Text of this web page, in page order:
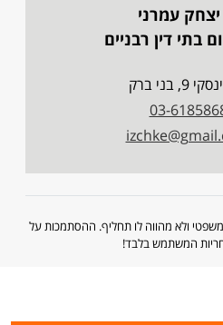
עמרני
בתי דין רבניים
9, בני ברק
03-
ולא מהווה לו תחליף. ההסתמכות על
המשתמש בלבד!